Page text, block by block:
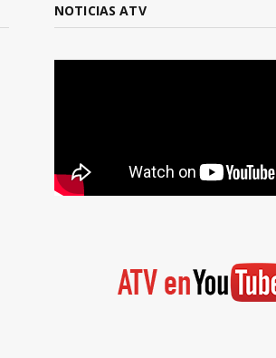
NOTICIAS ATV